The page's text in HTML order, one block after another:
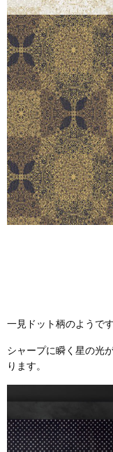
一見ドット柄のようで
シャープに瞬く星の光
ります。